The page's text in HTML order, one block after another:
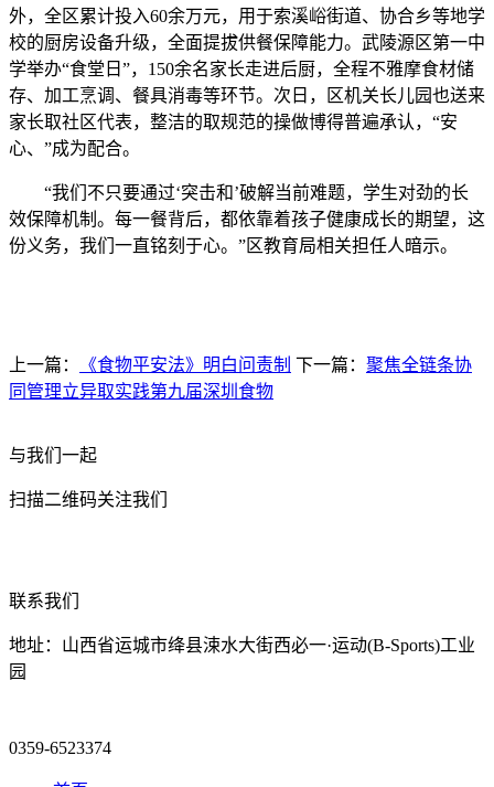
外，全区累计投入60余万元，用于索溪峪街道、协合乡等地学
校的厨房设备升级，全面提拔供餐保障能力。武陵源区第一中
学举办“食堂日”，150余名家长走进后厨，全程不雅摩食材储
存、加工烹调、餐具消毒等环节。次日，区机关长儿园也送来
家长取社区代表，整洁的取规范的操做博得普遍承认，“安
心、”成为配合。
“我们不只要通过‘突击和’破解当前难题，学生对劲的长
效保障机制。每一餐背后，都依靠着孩子健康成长的期望，这
份义务，我们一直铭刻于心。”区教育局相关担任人暗示。
上一篇： 《食物平安法》明白问责制 下一篇： 聚焦全链条协
同管理立异取实践第九届深圳食物
与我们一起
扫描二维码关注我们
联系我们
地址：山西省运城市绛县涑水大街西必一·运动(B-Sports)工业
园
0359-6523374